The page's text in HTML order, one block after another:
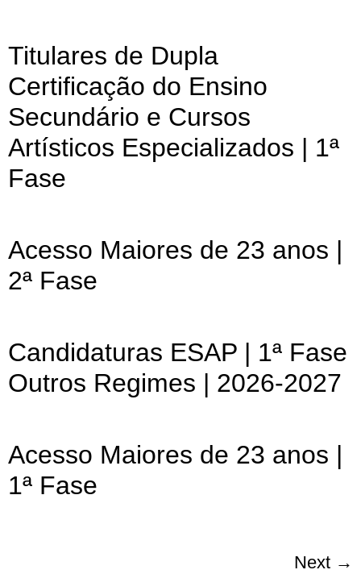
Titulares de Dupla
Certificação do Ensino
Secundário e Cursos
Artísticos Especializados | 1ª
Fase
Acesso Maiores de 23 anos |
2ª Fase
Candidaturas ESAP | 1ª Fase
Outros Regimes | 2026-2027
Acesso Maiores de 23 anos |
1ª Fase
Next →